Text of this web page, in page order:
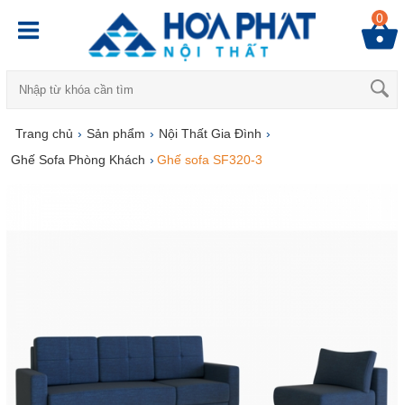
0
Trang chủ › Sản phẩm › Nội Thất Gia Đình ›
Ghế Sofa Phòng Khách › Ghế sofa SF320-3